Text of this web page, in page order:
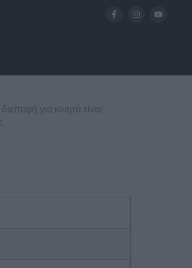
για κινητά είναι